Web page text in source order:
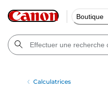
Boutique
Calculatrices